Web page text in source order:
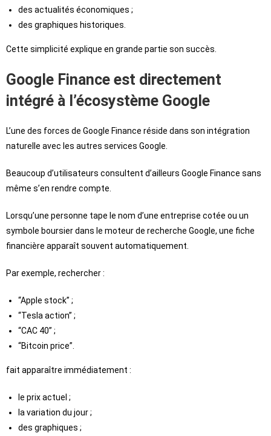
des actualités économiques ;
des graphiques historiques.
Cette simplicité explique en grande partie son succès.
Google Finance est directement
intégré à l’écosystème Google
L’une des forces de Google Finance réside dans son intégration
naturelle avec les autres services Google.
Beaucoup d’utilisateurs consultent d’ailleurs Google Finance sans
même s’en rendre compte.
Lorsqu’une personne tape le nom d’une entreprise cotée ou un
symbole boursier dans le moteur de recherche Google, une fiche
financière apparaît souvent automatiquement.
Par exemple, rechercher :
“Apple stock” ;
“Tesla action” ;
“CAC 40” ;
“Bitcoin price”.
fait apparaître immédiatement :
le prix actuel ;
la variation du jour ;
des graphiques ;